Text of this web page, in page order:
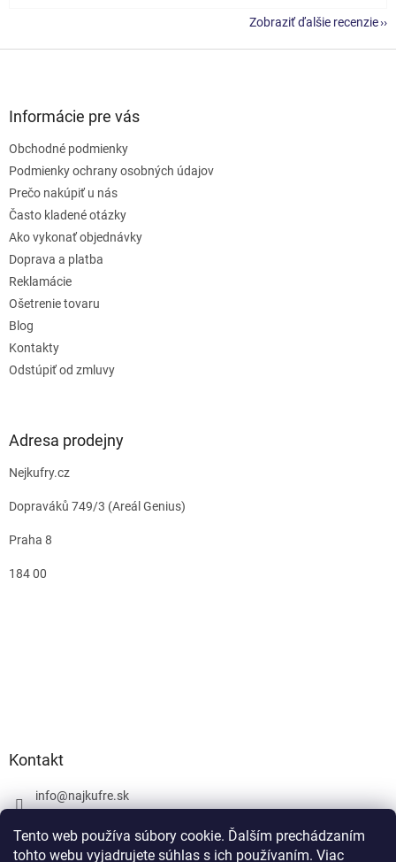
Tento web používa súbory cookie. Ďalším prechádzaním
tohto webu vyjadrujete súhlas s ich používaním. Viac
Zobraziť ďalšie recenzie
Informácie pre vás
Obchodné podmienky
Podmienky ochrany osobných údajov
Prečo nakúpiť u nás
Často kladené otázky
Ako vykonať objednávky
Doprava a platba
Reklamácie
Ošetrenie tovaru
Blog
Kontakty
Odstúpiť od zmluvy
Adresa prodejny
Nejkufry.cz
Dopraváků 749/3 (Areál Genius)
Praha 8
184 00
Kontakt
info@najkufre.sk
Facebook